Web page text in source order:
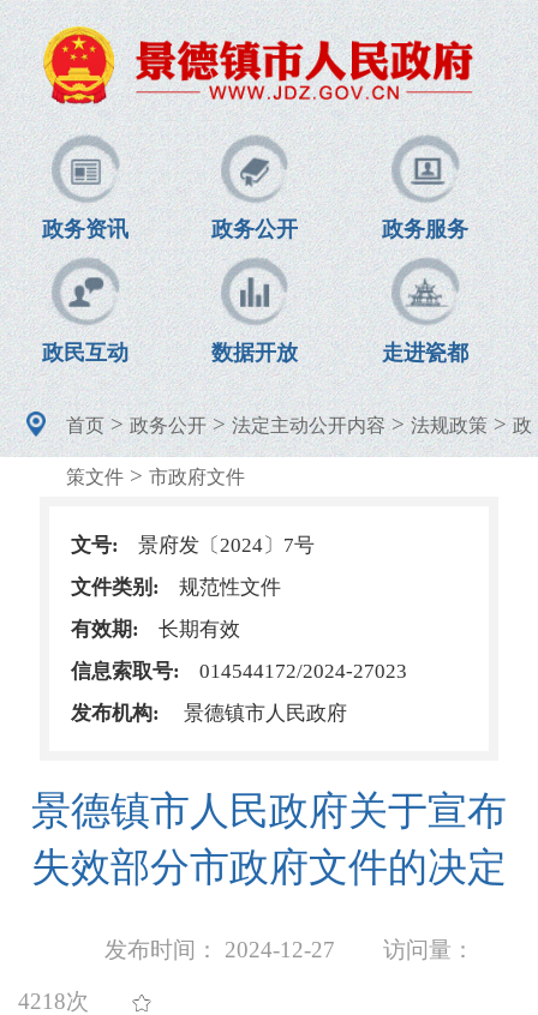
政务资讯 政务公开 政务服务
政民互动 数据开放 走进瓷都
首页>政务公开>法定主动公开内容>法规政策>政
策文件> 市政府文件
文号:
景府发〔2024〕7号
文件类别:
规范性文件
有效期:
长期有效
信息索取号:
014544172/2024-27023
发布机构:
景德镇市人民政府
景德镇市人民政府关于宣布
失效部分市政府文件的决定
发布时间： 2024-12-27 访问量：
4218次